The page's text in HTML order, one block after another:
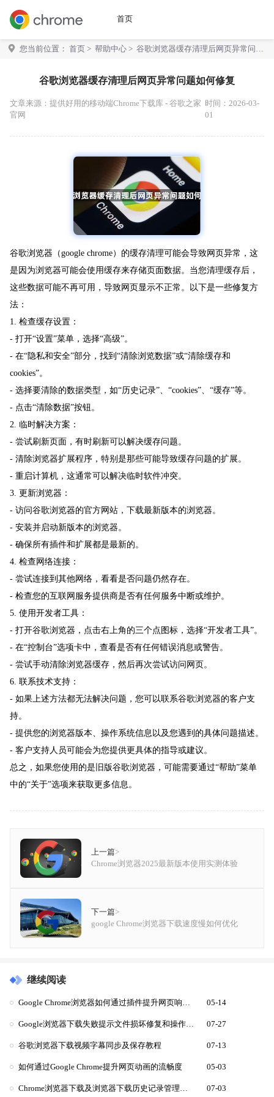
首页
您当前位置： 首页 > 帮助中心 > 谷歌浏览器缓存清理后网页异常问题
谷歌浏览器缓存清理后网页异常问题如何修复
文章来源： 提供好用的移动端Chrome下载库 - 谷歌之家
官网
时间：2026-03-
01
谷歌浏览器（google chrome）的缓存清理可能会导致网页异常，这
是因为浏览器可能会使用缓存来存储页面数据。当您清理缓存后，
这些数据可能不再可用，导致网页显示不正常。以下是一些修复方
法：
1. 检查缓存设置：
- 打开“设置”菜单，选择“高级”。
- 在“隐私和安全”部分，找到“清除浏览数据”或“清除缓存和
cookies”。
- 选择要清除的数据类型，如“历史记录”、“cookies”、“缓存”等。
- 点击“清除数据”按钮。
2. 临时解决方案：
- 尝试刷新页面，有时刷新可以解决缓存问题。
- 清除浏览器扩展程序，特别是那些可能导致缓存问题的扩展。
- 重启计算机，这通常可以解决临时软件冲突。
3. 更新浏览器：
- 访问谷歌浏览器的官方网站，下载最新版本的浏览器。
- 安装并启动新版本的浏览器。
- 确保所有插件和扩展都是最新的。
4. 检查网络连接：
- 尝试连接到其他网络，看看是否问题仍然存在。
- 检查您的互联网服务提供商是否有任何服务中断或维护。
5. 使用开发者工具：
- 打开谷歌浏览器，点击右上角的三个点图标，选择“开发者工具”。
- 在“控制台”选项卡中，查看是否有任何错误消息或警告。
- 尝试手动清除浏览器缓存，然后再次尝试访问网页。
6. 联系技术支持：
- 如果上述方法都无法解决问题，您可以联系谷歌浏览器的客户支
持。
- 提供您的浏览器版本、操作系统信息以及您遇到的具体问题描述。
- 客户支持人员可能会为您提供更具体的指导或建议。
总之，如果您使用的是旧版谷歌浏览器，可能需要通过“帮助”菜单
中的“关于”选项来获取更多信息。
上一篇>
Chrome浏览器2025最新版本使用实测体验
下一篇>
google Chrome浏览器下载速度慢如何优化
继续阅读
Google Chrome浏览器如何通过插件提升网页响应速度 05-14
Google浏览器下载失败提示文件损坏修复和操作流程详解 07-27
谷歌浏览器下载视频字幕同步及保存教程 07-13
如何通过Google Chrome提升网页动画的流畅度 05-03
Chrome浏览器下载及浏览器下载历史记录管理技巧 07-03